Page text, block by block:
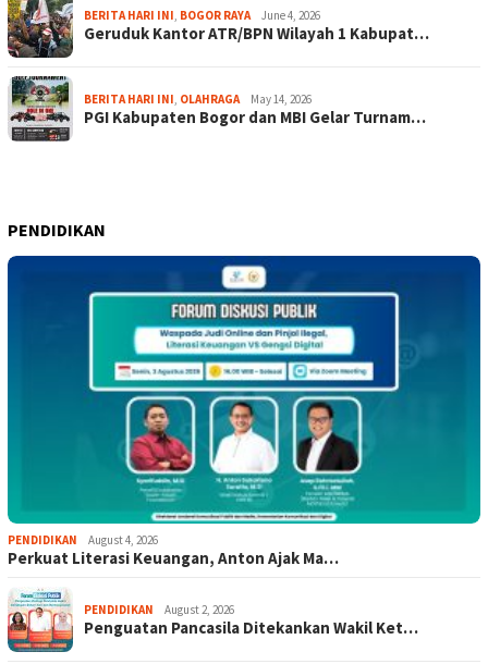
BERITA HARI INI BOGOR RAYA June 4, 2026
Geruduk Kantor ATR/BPN Wilayah 1 Kabupat…
BERITA HARI INI OLAHRAGA May 14, 2026
PGI Kabupaten Bogor dan MBI Gelar Turnam…
PENDIDIKAN
PENDIDIKAN August 4, 2026
Perkuat Literasi Keuangan, Anton Ajak Ma…
PENDIDIKAN August 2, 2026
Penguatan Pancasila Ditekankan Wakil Ket…